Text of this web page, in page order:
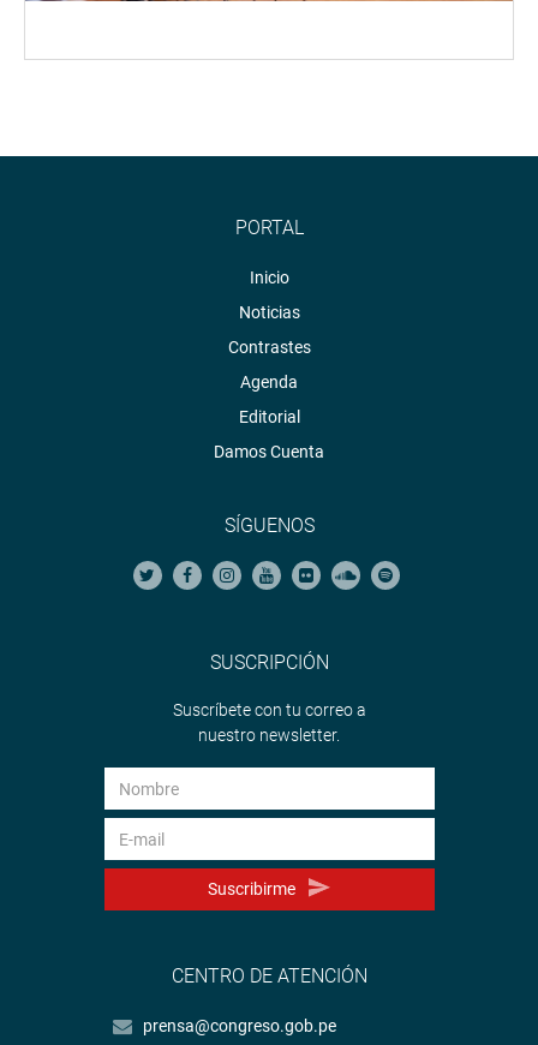
PORTAL
Inicio
Noticias
Contrastes
Agenda
Editorial
Damos Cuenta
SÍGUENOS
SUSCRIPCIÓN
Suscríbete con tu correo a
nuestro newsletter.
Suscribirme
CENTRO DE ATENCIÓN
prensa@congreso.gob.pe